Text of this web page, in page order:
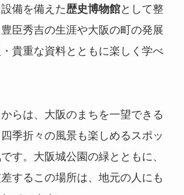
備を備えた歴史博物館として整
臣秀吉の生涯や大阪の町の発展
貴重な資料とともに楽しく学べ
らは、大阪のまちを一望できる
季折々の風景も楽しめるスポッ
す。大阪城公園の緑とともに、
するこの場所は、地元の人にも